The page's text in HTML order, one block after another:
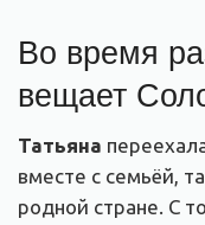
Во время
вещает
Татьяна
вместе с семьёй,
родной стране. С